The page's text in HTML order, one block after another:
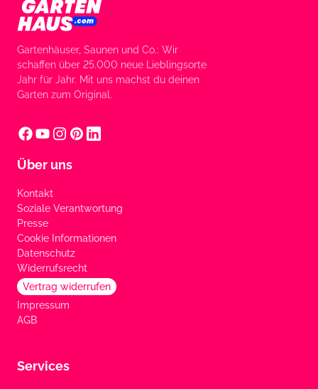
Gartenhäuser, Saunen und Co.: Wir
schaffen über 25.000 neue Lieblingsorte
Jahr für Jahr. Mit uns machst du deinen
Garten zum Original.
Über uns
Kontakt
Soziale Verantwortung
Presse
Cookie Informationen
Datenschutz
Widerrufsrecht
Vertrag widerrufen
Impressum
AGB
Services